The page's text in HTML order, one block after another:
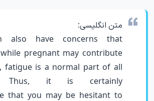
متن انگلیسی:
also have concerns that
pregnant may contribute
fatigue is a normal part of all
Thus, it is certainly
that you may be hesitant to